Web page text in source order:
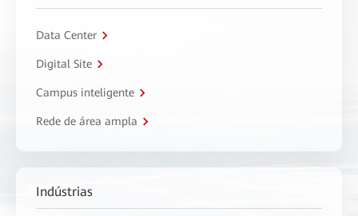
Data Center
Digital Site
Campus inteligente
Rede de área ampla
Indústrias